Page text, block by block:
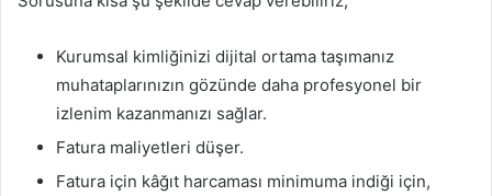
Kurumsal kimliğinizi dijital ortama taşımanız
muhataplarınızın gözünde daha profesyonel bir
izlenim kazanmanızı sağlar.
Fatura maliyetleri düşer.
Fatura için kâğıt harcaması minimuma indiği için,